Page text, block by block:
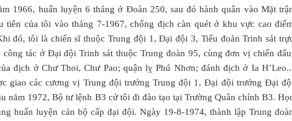
1966, huấn luyện 6 tháng ở Đoàn 250, sau đó hành quân vào Mặt
tiên của tôi vào tháng 7-1967, chống địch càn quét ở khu vực cao
đó, tôi là chiến sĩ thuộc Trung đội 1, Đại đội 3, Tiểu đoàn Trinh sát
tác ở Đại đội Trinh sát thuộc Trung đoàn 95, cùng đơn vị chiến
địch ở Chư Thoi, Chư Pao; quận lỵ Phú Nhơn; đánh địch ở Ia
giao các cương vị Trung đội trưởng Trung đội 1, Đại đội trưởng Đại
năm 1972, Bộ tư lệnh B3 cử tôi đi đào tạo tại Trường Quân chính B3.
huấn luyện cán bộ cấp đại đội. Ngày 19-8-1974, thành lập Trung